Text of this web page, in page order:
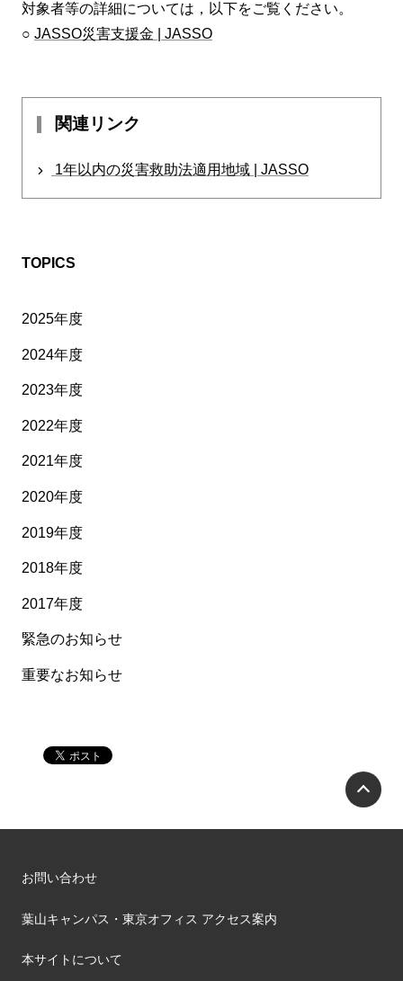
対象者等の詳細については，以下をご覧ください。
○ JASSO災害支援金 | JASSO
関連リンク
1年以内の災害救助法適用地域 | JASSO
TOPICS
2025年度
2024年度
2023年度
2022年度
2021年度
2020年度
2019年度
2018年度
2017年度
緊急のお知らせ
重要なお知らせ
お問い合わせ
葉山キャンパス・東京オフィス アクセス案内
本サイトについて